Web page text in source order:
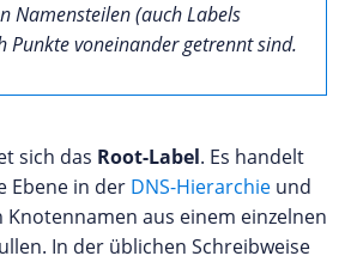
Namensteilen (auch Labels
Punkte voneinander getrennt sind.
sich das Root-Label. Es handelt
Ebene in der DNS-Hierarchie und
Knotennamen aus einem einzelnen
In der üblichen Schreibweise